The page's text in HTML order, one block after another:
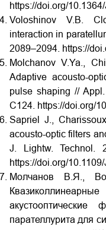
https://doi.org/
Voloshinov V.B.
interaction in
2089–2094. https://
Molchanov V.Ya.,
Adaptive acousto-
pulse shaping //
C124. https://doi.org/
Sapriel J.,
acousto-optic filters
J. Lightw.
https://doi.org/
Молчанов В.Я.,
парателлурита для